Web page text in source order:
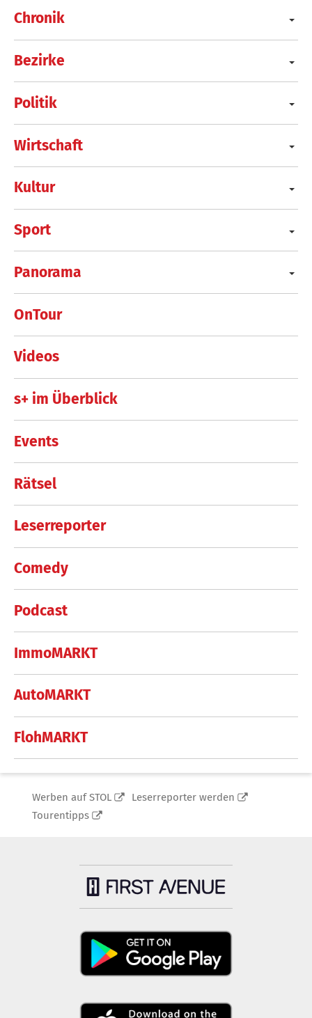
Chronik
Bezirke
Politik
Wirtschaft
Kultur
Sport
Panorama
OnTour
Videos
s+ im Überblick
Events
Rätsel
Leserreporter
Comedy
Podcast
ImmoMARKT
AutoMARKT
FlohMARKT
Werben auf STOL
Leserreporter werden
Tourentipps